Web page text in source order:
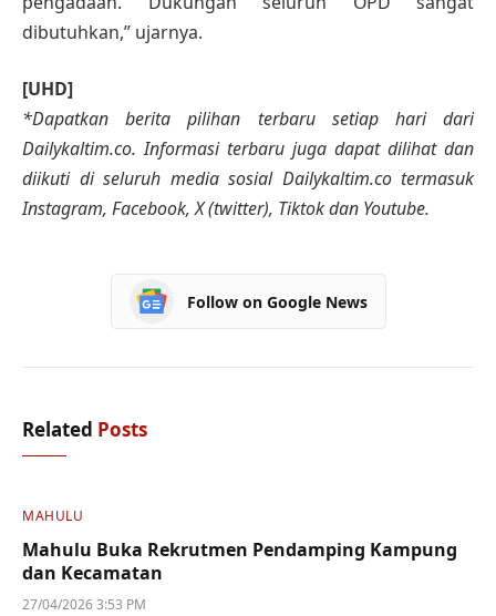
dibutuhkan,” ujarnya.
[UHD]
*Dapatkan berita pilihan terbaru setiap hari dari
Dailykaltim.co. Informasi terbaru juga dapat dilihat dan
diikuti di seluruh media sosial Dailykaltim.co termasuk
Instagram, Facebook, X (twitter), Tiktok dan Youtube.
Follow on Google News
Related Posts
MAHULU
Mahulu Buka Rekrutmen Pendamping Kampung
dan Kecamatan
27/04/2026 3:53 PM